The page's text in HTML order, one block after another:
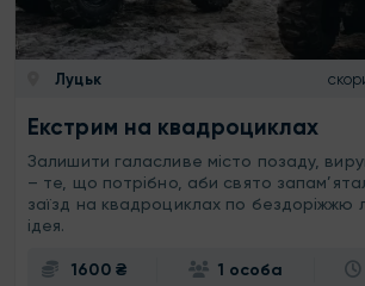
Луцьк
Екстрим на квадроциклах
Залишити галасливе місто позаду,
– те, що потрібно, аби свято
заїзд на квадроциклах по бездоріжжю
ідея.
1600 ₴ 1 особа